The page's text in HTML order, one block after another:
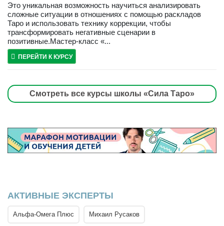
Это уникальная возможность научиться анализировать
сложные ситуации в отношениях с помощью раскладов
Таро и использовать технику коррекции, чтобы
трансформировать негативные сценарии в
позитивные.Мастер-класс «...
ПЕРЕЙТИ К КУРСУ
Смотреть все курсы школы «Сила Таро»
АКТИВНЫЕ ЭКСПЕРТЫ
Альфа-Омега Плюс Михаил Русаков